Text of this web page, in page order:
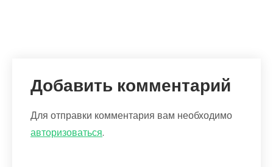
Добавить комментарий
Для отправки комментария вам необходимо
авторизоваться.